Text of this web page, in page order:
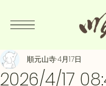
2026/4/17
順元山寺4月17日